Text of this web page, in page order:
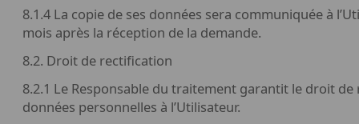
8.1.4 La copie de ses données sera communiquée à
mois après la réception de la demande.
8.2. Droit de rectification
8.2.1 Le Responsable du traitement garantit le droit
données personnelles à l’Utilisateur.